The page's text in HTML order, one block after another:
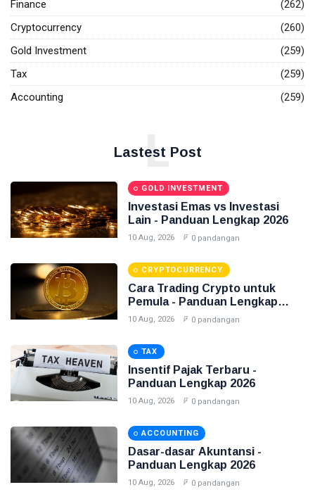
Pajak
Finance
(262)
Cryptocurrency
(260)
Gold Investment
(259)
Tax
(259)
Accounting
(259)
Lastest Post
L
GOLD INVESTMENT
Investasi Emas vs Investasi
Lain - Panduan Lengkap 2026
10 Aug, 2026 0 pandangan
CRYPTOCURRENCY
Cara Trading Crypto untuk
Pemula - Panduan Lengkap
2026
10 Aug, 2026 0 pandangan
TAX
Insentif Pajak Terbaru -
Panduan Lengkap 2026
10 Aug, 2026 0 pandangan
ACCOUNTING
Dasar-dasar Akuntansi -
Panduan Lengkap 2026
10 Aug, 2026 0 pandangan